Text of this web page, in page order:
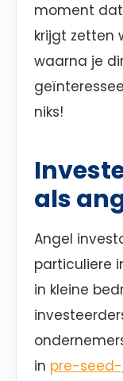
moment
krijgt zetten
waarna je
niks!
als
Angel
particuliere
in kleine
in pre-